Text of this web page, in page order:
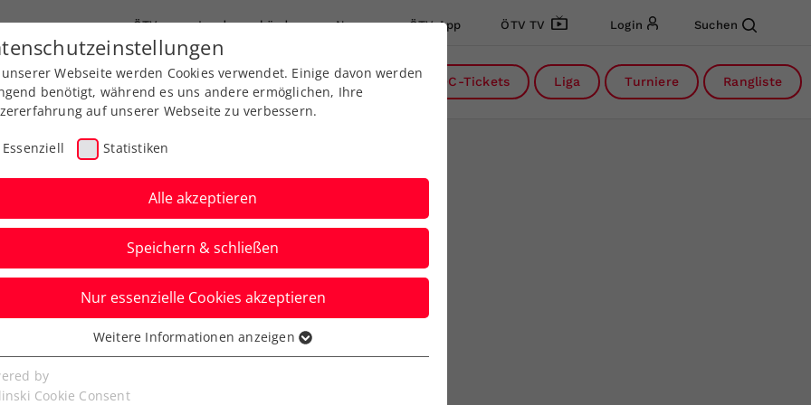
ÖTV Landesverbände News ÖTV App ÖTV TV Login Suchen
Ausbildungen Services Über uns DC-Tickets Liga Turniere Rangliste
von Kitzbühel-
Misolic: „Sowas
Webseite werden Cookies verwendet. Einige davon werden
benötigt, während es uns andere ermöglichen, Ihre
auf unserer Webseite zu verbessern.
Essenziell Statistiken
Alle akzeptieren
Speichern & schließen
Nur essenzielle Cookies akzeptieren
Cookies werden für grundlegende Funktionen der
benötigt. Dadurch ist gewährleistet, dass die Webseite
Weitere Informationen anzeigen
by
Cookie Consent